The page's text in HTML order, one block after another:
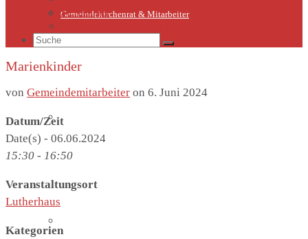
Gemeindekirchenrat & Mitarbeiter
Gemeindeleben
Sternsinger
Suche
Marienkinder
von Gemeindemitarbeiter on 6. Juni 2024
Datum/Zeit
Date(s) - 06.06.2024
15:30 - 16:50
Veranstaltungsort
Lutherhaus
Kategorien